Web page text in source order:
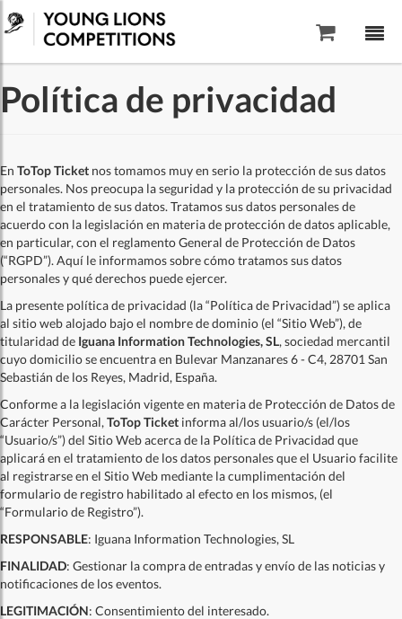
Saltar al contenido
Política de privacidad
En ToTop Ticket nos tomamos muy en serio la protección de sus datos
personales. Nos preocupa la seguridad y la protección de su privacidad
en el tratamiento de sus datos. Tratamos sus datos personales de
acuerdo con la legislación en materia de protección de datos aplicable,
en particular, con el reglamento General de Protección de Datos
(“RGPD”). Aquí le informamos sobre cómo tratamos sus datos
personales y qué derechos puede ejercer.
La presente política de privacidad (la “Política de Privacidad”) se aplica
al sitio web alojado bajo el nombre de dominio (el “Sitio Web”), de
titularidad de Iguana Information Technologies, SL, sociedad mercantil
cuyo domicilio se encuentra en Bulevar Manzanares 6 - C4, 28701 San
Sebastián de los Reyes, Madrid, España.
Conforme a la legislación vigente en materia de Protección de Datos de
Carácter Personal, ToTop Ticket informa al/los usuario/s (el/los
“Usuario/s”) del Sitio Web acerca de la Política de Privacidad que
aplicará en el tratamiento de los datos personales que el Usuario facilite
al registrarse en el Sitio Web mediante la cumplimentación del
formulario de registro habilitado al efecto en los mismos, (el
“Formulario de Registro”).
RESPONSABLE: Iguana Information Technologies, SL
FINALIDAD: Gestionar la compra de entradas y envío de las noticias y
notificaciones de los eventos.
LEGITIMACIÓN: Consentimiento del interesado.